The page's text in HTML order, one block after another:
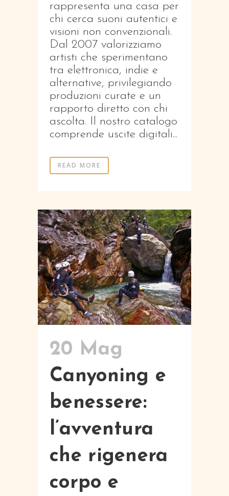
rappresenta una casa per
chi cerca suoni autentici e
visioni non convenzionali.
Dal 2007 valorizziamo
artisti che sperimentano
tra elettronica, indie e
alternative, privilegiando
produzioni curate e un
rapporto diretto con chi
ascolta. Il nostro catalogo
comprende uscite digitali...
READ MORE
20 Mag
Canyoning e
benessere:
l’avventura
che rigenera
corpo e